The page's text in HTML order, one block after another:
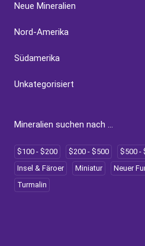
Neue Mineralien
Nord-Amerika
Südamerika
Unkategorisiert
Mineralien suchen nach ...
$100 - $200 $200 - $500 $500 -
Insel & Färoer
Miniatur Neuer
Turmalin